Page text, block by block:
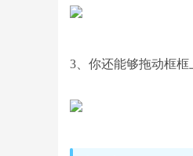
3、你还能够拖动框框